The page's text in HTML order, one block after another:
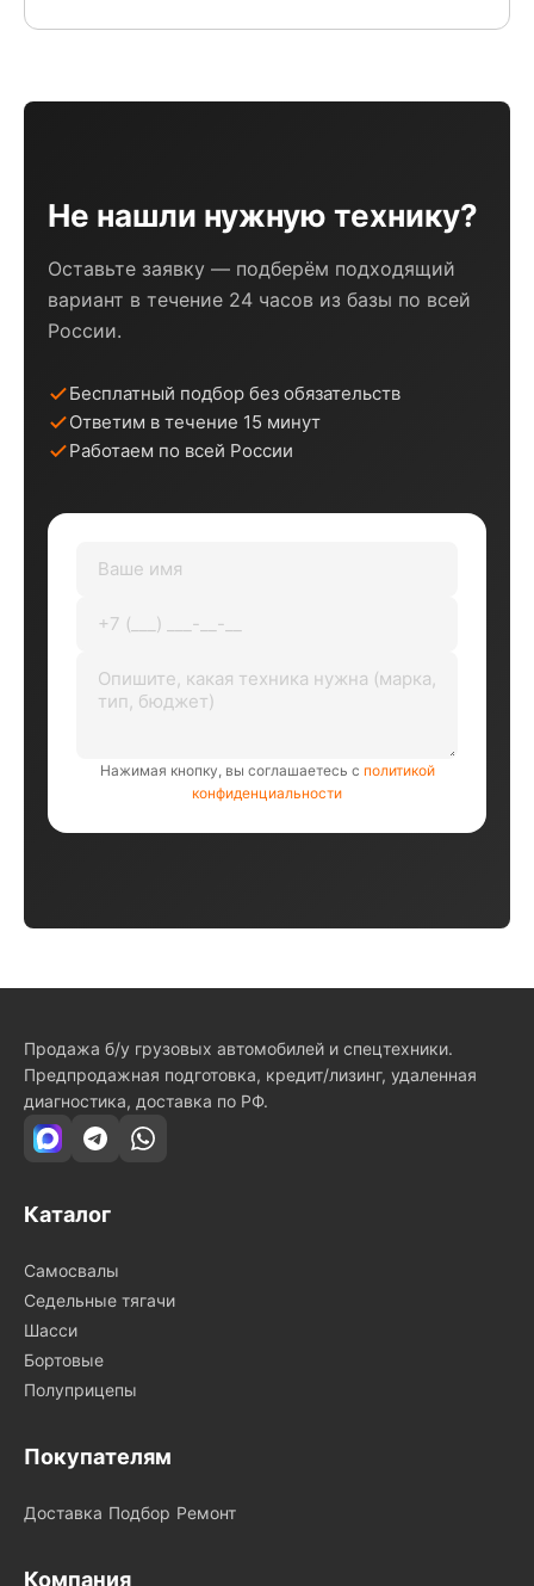
Не нашли нужную технику?
Оставьте заявку — подберём подходящий
вариант в течение 24 часов из базы по всей
России.
Бесплатный подбор без обязательств
Ответим в течение 15 минут
Работаем по всей России
Нажимая кнопку, вы соглашаетесь с политикой
конфиденциальности
Продажа б/у грузовых автомобилей и спецтехники.
Предпродажная подготовка, кредит/лизинг, удаленная
диагностика, доставка по РФ.
Каталог
Самосвалы
Седельные тягачи
Шасси
Бортовые
Полуприцепы
Покупателям
Доставка Подбор Ремонт
Компания